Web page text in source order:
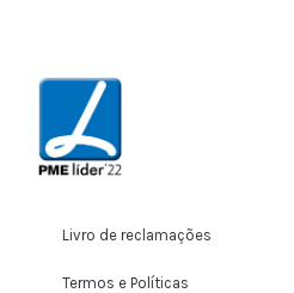
Livro de reclamações
Termos e Políticas